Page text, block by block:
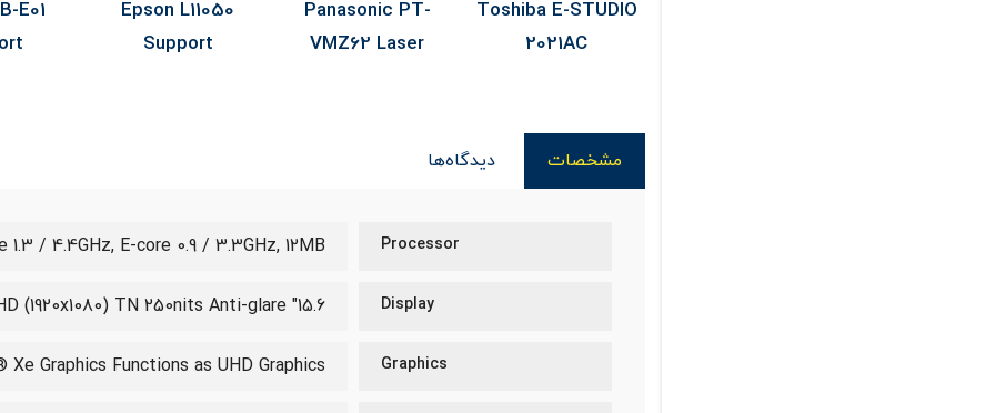
Toshiba E-STUDIO
Panasonic PT-
VMZ62 Laser
Epson L11050
Support
Epson EB-E01
Support
مشخصات دیدگاه‌ها
Processor
/ 4.4GHz, E-core 0.9 / 3.3GHz, 12MB
Display
15.6" FHD (1920x1080) TN 250nits Anti-glare
Graphics
Graphics Functions as UHD Graphics